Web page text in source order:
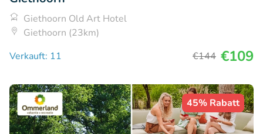
Giethoorn Old Art Hotel
Giethoorn (23km)
Verkauft: 11
€144 €109
45% Rabatt